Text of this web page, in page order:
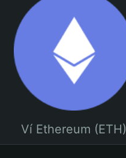
Ví Ethereum (ETH)